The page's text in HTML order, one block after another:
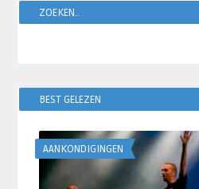
ZOEKEN..
BEST GELEZEN
AANKONDIGINGEN